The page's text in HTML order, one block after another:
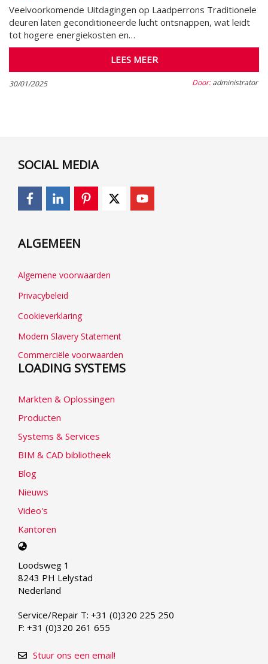
Veelvoorkomende Uitdagingen op Laadperrons Traditionele
deuren laten geconditioneerde lucht ontsnappen, wat leidt
tot hogere energiekosten en…
LEES MEER
30/01/2025 Door:administrator
SOCIAL MEDIA
ALGEMEEN
Algemene voorwaarden
Privacybeleid
Cookieverklaring
Modern Slavery Statement
Commerciële voorwaarden
LOADING SYSTEMS
Markten & Oplossingen
Producten
Systems & Services
BIM & CAD bibliotheek
Blog
Nieuws
Video's
Kantoren
Select
language
Loodsweg 1
8243 PH Lelystad
Nederland
Service/Repair T: +31 (0)320 225 250
F: +31 (0)320 261 655
Stuur ons een email!